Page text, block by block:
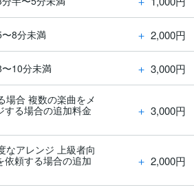
8分未満 ＋ 2,000円
10分未満 ＋ 3,000円
場合 複数の楽曲をメ
する場合の追加料金
＋ 3,000円
なアレンジ 上級者向
依頼する場合の追加
＋ 2,000円